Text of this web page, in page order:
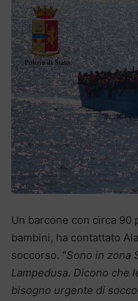
Un barcone con circa 90
bambini, ha contattato
soccorso. “Sono in zona
Lampedusa. Dicono che
bisogno urgente di